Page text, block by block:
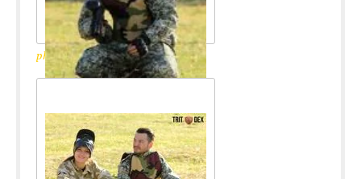
photo_2017-11-14_13-46-25